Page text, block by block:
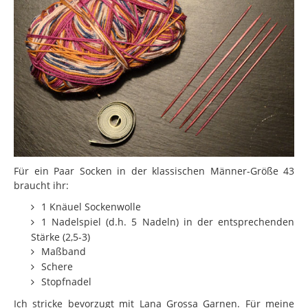
Für ein Paar Socken in der klassischen Männer-Größe 43
braucht ihr:
1 Knäuel Sockenwolle
1 Nadelspiel (d.h. 5 Nadeln) in der entsprechenden
Stärke (2,5-3)
Maßband
Schere
Stopfnadel
Ich stricke bevorzugt mit Lana Grossa Garnen. Für meine